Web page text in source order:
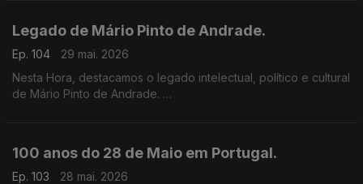
Legado de Mário Pinto de Andrade.
Ep. 104
29 mai. 2026
Nesta Hora, destacamos o legado intelectual, político e cultural
de Mário Pinto de Andrade.
100 anos do 28 de Maio em Portugal.
Ep. 103
28 mai. 2026